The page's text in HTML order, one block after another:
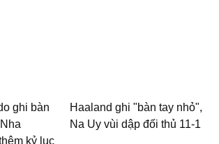
ghi bàn
kỷ lục
Haaland ghi "bàn tay nhỏ",
Na Uy vùi dập đối thủ 11-1